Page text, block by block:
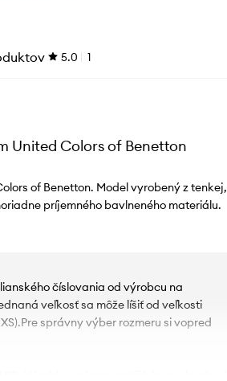
5.0 1
United Colors of Benetton
of Benetton. Model vyrobený z tenkej,
príjemného bavlneného materiálu.
číslovania od výrobcu na
veľkosť sa môže líšiť od veľkosti
správny výber rozmeru si vopred